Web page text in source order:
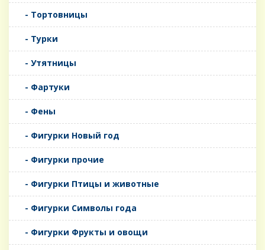
- Тортовницы
- Турки
- Утятницы
- Фартуки
- Фены
- Фигурки Новый год
- Фигурки прочие
- Фигурки Птицы и животные
- Фигурки Символы года
- Фигурки Фрукты и овощи